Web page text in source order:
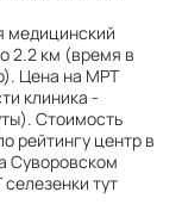
медицинский
2.2 км (время в
Цена на МРТ
клиника -
Стоимость
рейтингу центр в
Суворовском
тут